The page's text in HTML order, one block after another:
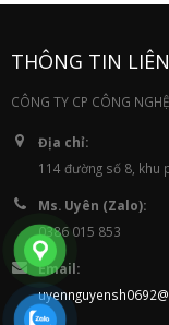
THÔNG TIN
CÔNG TY CP CÔNG
Địa chỉ:
114 đường số 8, khu
Ms. Uyên (Zalo):
0386 015 853
Email: